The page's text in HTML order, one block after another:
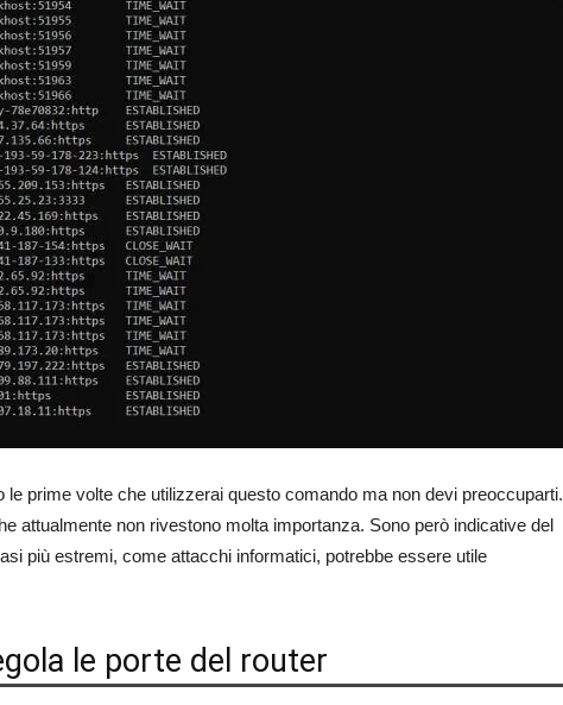
le prime volte che utilizzerai questo comando ma non devi preoccuparti.
attualmente non rivestono molta importanza. Sono però indicative del
più estremi, come attacchi informatici, potrebbe essere utile
le porte del router